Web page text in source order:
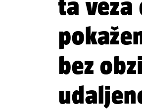
ta veza
bez